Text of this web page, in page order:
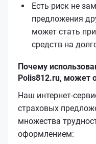
Есть риск не
предложения
может стать
средств на
Почему
Polis812.ru, может
Наш интернет-
страховых
множества
оформлением: